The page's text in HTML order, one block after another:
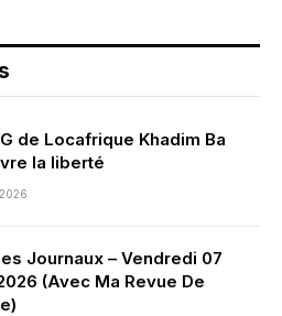
de Locafrique Khadim Ba
la liberté
Journaux – Vendredi 07
(Avec Ma Revue De